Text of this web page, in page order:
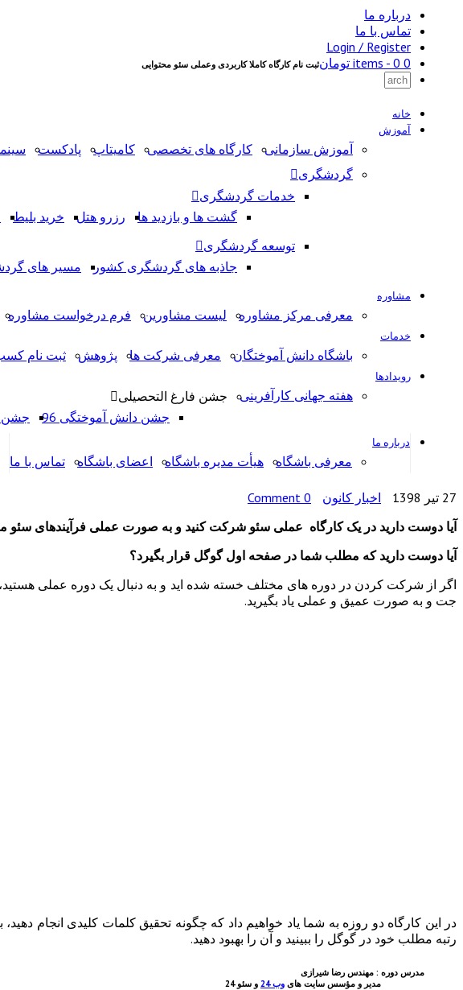
درباره ما
تماس با ما
Login / Register
0 items -
0 تومان
خانه
آموزش
آموزش سازمانی کارگاه های تخصصی کامیتاپ پادکست
گردشگری
خدمات گردشگری
گشت ها و بازدید ها
رزرو هتل خرید بلیط
توسعه گردشگری
جاذبه های گردشگری کشور
مسیر های
مشاوره
معرفی مرکز مشاوره لیست مشاورین فرم درخواست مشاوره
خدمات
باشگاه دانش آموختگان معرفی شرکت ها پژوهش ثبت نام
رویدادها
هفته جهانی کارآفرینی
جشن فارغ التحصیلی
جشن دانش آموختگی 96
جشن
درباره ما
معرفی باشگاه هیأت مدیره باشگاه اعضای باشگاه تماس با ما
ثبت نام کارگاه کاملا کاربردی وعملی سئو محتوایی
27 تیر 1398 اخبار کانون
0 Comment
آیا دوست دارید در یک کارگاه عملی سئو شرکت کنید و به صورت عملی فرآیندهای سئو
آیا دوست دارید که مطلب شما در صفحه اول گوگل قرار بگیرد؟
اگر از شرکت کردن در دوره­ های مختلف خسته شده ­اید و به دنبال یک دوره عملی هستید،
جت و به صورت عمیق و عملی یاد بگیرید.
در این کارگاه دو روزه به شما یاد خواهیم داد که چگونه تحقیق کلمات­ کلیدی انجام
رتبه مطلب خود در گوگل را ببینید و آن را بهبود دهید.
مدرس دوره : مهندس رضا شیرازی
مدیر و مؤسس سایت های وب 24 و سئو 24